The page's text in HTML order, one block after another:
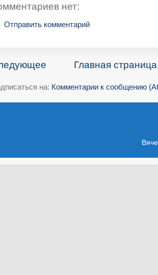
нет:
Отправить комментарий
Главная страница
на: Комментарии к сообщению